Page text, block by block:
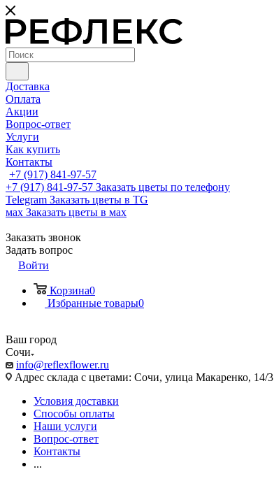
Доставка
Оплата
Акции
Вопрос-ответ
Услуги
Как купить
Контакты
+7 (917) 841-97-57
+7 (917) 841-97-57 Заказать цветы по телефону
Telegram Заказать цветы в TG
мах Заказать цветы в мах
Заказать звонок
Задать вопрос
Войти
Корзина0
Избранные товары0
Ваш город
Сочи
info@reflexflower.ru
Адрес склада с цветами: Сочи, улица Макаренко, 14/3
Условия доставки
Способы оплаты
Наши услуги
Вопрос-ответ
Контакты
...